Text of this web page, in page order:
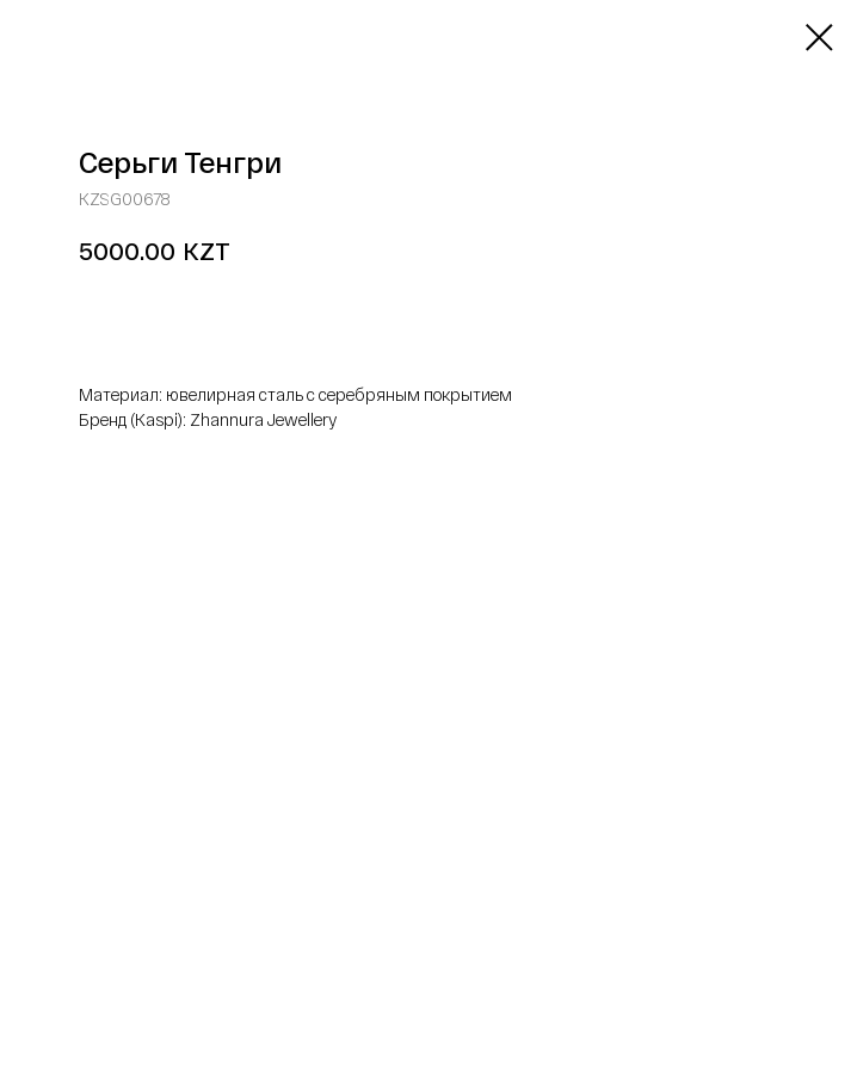
Серьги Тенгри
KZSG00678
5000.00 KZT
Материал: ювелирная сталь с серебряным покрытием
Бренд (Kaspi): Zhannura Jewellery